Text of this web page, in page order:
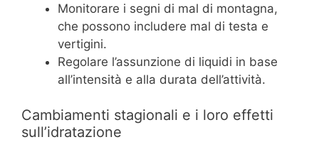
Monitorare i segni di mal di montagna,
che possono includere mal di testa e
vertigini.
Regolare l’assunzione di liquidi in base
all’intensità e alla durata dell’attività.
Cambiamenti stagionali e i loro effetti
sull’idratazione